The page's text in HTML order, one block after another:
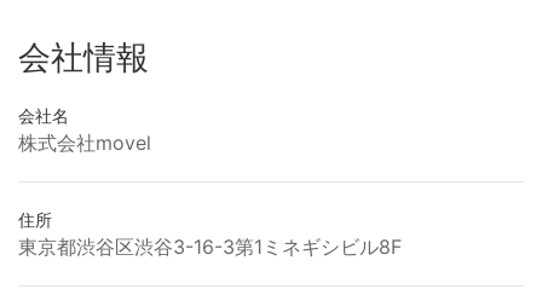
会社情報
会社名
株式会社movel
住所
東京都渋谷区渋谷3-16-3第1ミネギシビル8F